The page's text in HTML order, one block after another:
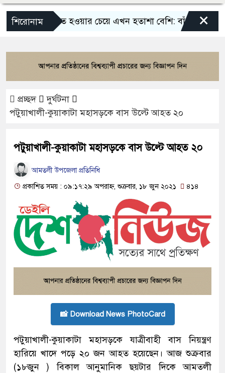
শিরোনাম
আতঙ্কিত হওয়ার চেয়ে এখন হতাশা বেশি: বাঁধন ×
প্রচ্ছদ
দুর্ঘটনা
পটুয়াখালী-কুয়াকাটা মহাসড়কে বাস উল্টে আহত ২০
পটুয়াখালী-কুয়াকাটা মহাসড়কে বাস উল্টে আহত ২০
আমতলী উপজেলা প্রতিনিধি
প্রকাশিত সময় : ০৯:১৭:২৯ অপরাহ্ন, শুক্রবার, ১৮ জুন ২০২১
৪১৪
📸 Download News PhotoCard
পটুয়াখালী-কুয়াকাটা মহাসড়কে যাত্রীবাহী বাস নিয়ন্ত্রণ
হারিয়ে খাদে পড়ে ২০ জন আহত হয়েছেন। আজ শুক্রবার
(১৮জুন ) বিকাল আনুমানিক ছয়টার দিকে আমতলী